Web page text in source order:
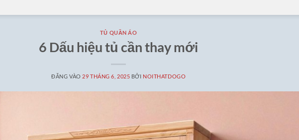
TỦ QUẦN ÁO
6 Dấu hiệu tủ cần thay mới
ĐĂNG VÀO 29 THÁNG 6, 2025 BỞI NOITHATDOGO